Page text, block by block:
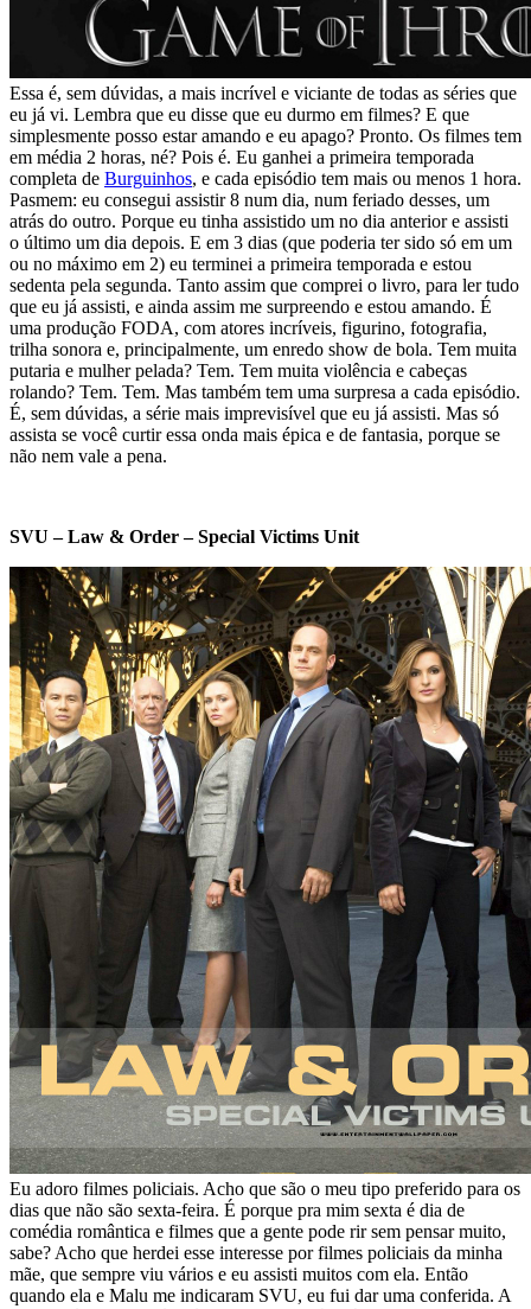
Essa é, sem dúvidas, a mais incrível e viciante de todas as séries que
eu já vi. Lembra que eu disse que eu durmo em filmes? E que
simplesmente posso estar amando e eu apago? Pronto. Os filmes tem
em média 2 horas, né? Pois é. Eu ganhei a primeira temporada
completa de Burguinhos, e cada episódio tem mais ou menos 1 hora.
Pasmem: eu consegui assistir 8 num dia, num feriado desses, um
atrás do outro. Porque eu tinha assistido um no dia anterior e assisti
o último um dia depois. E em 3 dias (que poderia ter sido só em um
ou no máximo em 2) eu terminei a primeira temporada e estou
sedenta pela segunda. Tanto assim que comprei o livro, para ler tudo
que eu já assisti, e ainda assim me surpreendo e estou amando. É
uma produção FODA, com atores incríveis, figurino, fotografia,
trilha sonora e, principalmente, um enredo show de bola. Tem muita
putaria e mulher pelada? Tem. Tem muita violência e cabeças
rolando? Tem. Tem. Mas também tem uma surpresa a cada episódio.
É, sem dúvidas, a série mais imprevisível que eu já assisti. Mas só
assista se você curtir essa onda mais épica e de fantasia, porque se
não nem vale a pena.
SVU – Law & Order – Special Victims Unit
Eu adoro filmes policiais. Acho que são o meu tipo preferido para os
dias que não são sexta-feira. É porque pra mim sexta é dia de
comédia romântica e filmes que a gente pode rir sem pensar muito,
sabe? Acho que herdei esse interesse por filmes policiais da minha
mãe, que sempre viu vários e eu assisti muitos com ela. Então
quando ela e Malu me indicaram SVU, eu fui dar uma conferida. A